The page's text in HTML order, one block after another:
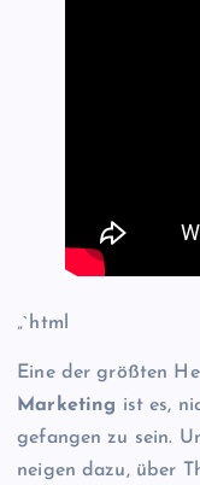
„`html
Eine der größten
Marketing ist es,
gefangen zu sein.
neigen dazu, über